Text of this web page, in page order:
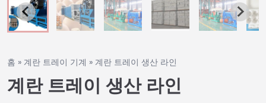
홈 » 계란 트레이 기계 » 계란 트레이 생산 라인
계란 트레이 생산 라인